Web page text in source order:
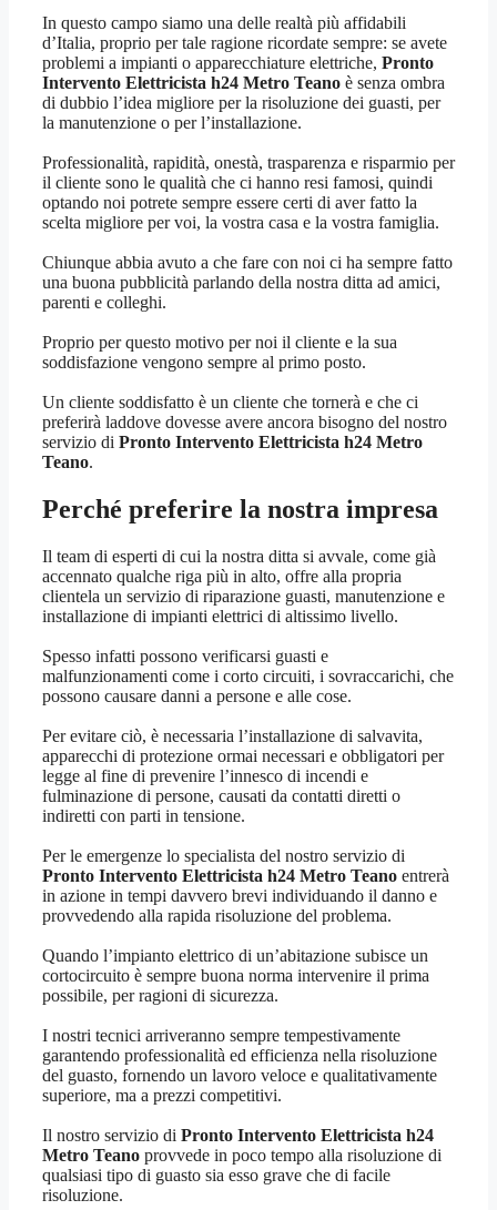
In questo campo siamo una delle realtà più affidabili
d’Italia, proprio per tale ragione ricordate sempre: se avete
problemi a impianti o apparecchiature elettriche, Pronto
Intervento Elettricista h24 Metro Teano è senza ombra
di dubbio l’idea migliore per la risoluzione dei guasti, per
la manutenzione o per l’installazione.
Professionalità, rapidità, onestà, trasparenza e risparmio per
il cliente sono le qualità che ci hanno resi famosi, quindi
optando noi potrete sempre essere certi di aver fatto la
scelta migliore per voi, la vostra casa e la vostra famiglia.
Chiunque abbia avuto a che fare con noi ci ha sempre fatto
una buona pubblicità parlando della nostra ditta ad amici,
parenti e colleghi.
Proprio per questo motivo per noi il cliente e la sua
soddisfazione vengono sempre al primo posto.
Un cliente soddisfatto è un cliente che tornerà e che ci
preferirà laddove dovesse avere ancora bisogno del nostro
servizio di Pronto Intervento Elettricista h24 Metro
Teano.
Perché preferire la nostra impresa
Il team di esperti di cui la nostra ditta si avvale, come già
accennato qualche riga più in alto, offre alla propria
clientela un servizio di riparazione guasti, manutenzione e
installazione di impianti elettrici di altissimo livello.
Spesso infatti possono verificarsi guasti e
malfunzionamenti come i corto circuiti, i sovraccarichi, che
possono causare danni a persone e alle cose.
Per evitare ciò, è necessaria l’installazione di salvavita,
apparecchi di protezione ormai necessari e obbligatori per
legge al fine di prevenire l’innesco di incendi e
fulminazione di persone, causati da contatti diretti o
indiretti con parti in tensione.
Per le emergenze lo specialista del nostro servizio di
Pronto Intervento Elettricista h24 Metro Teano entrerà
in azione in tempi davvero brevi individuando il danno e
provvedendo alla rapida risoluzione del problema.
Quando l’impianto elettrico di un’abitazione subisce un
cortocircuito è sempre buona norma intervenire il prima
possibile, per ragioni di sicurezza.
I nostri tecnici arriveranno sempre tempestivamente
garantendo professionalità ed efficienza nella risoluzione
del guasto, fornendo un lavoro veloce e qualitativamente
superiore, ma a prezzi competitivi.
Il nostro servizio di Pronto Intervento Elettricista h24
Metro Teano provvede in poco tempo alla risoluzione di
qualsiasi tipo di guasto sia esso grave che di facile
risoluzione.